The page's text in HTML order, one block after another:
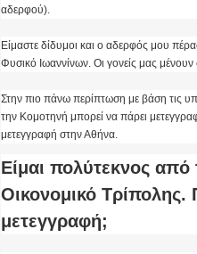
αδερφού).
Είμαστε δίδυμοι και ο αδερφός μου
Φυσικό Ιωαννίνων. Οι γονείς μας
Στην πιο πάνω περίπτωση με βάση τις
την Κομοτηνή μπορεί να πάρει
μετεγγραφή στην Αθήνα.
Είμαι πολύτεκνος
Οικονομικό
μετεγγραφή;